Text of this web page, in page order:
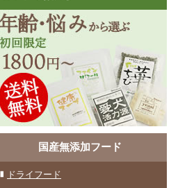
国産無添加フード
ドライフード